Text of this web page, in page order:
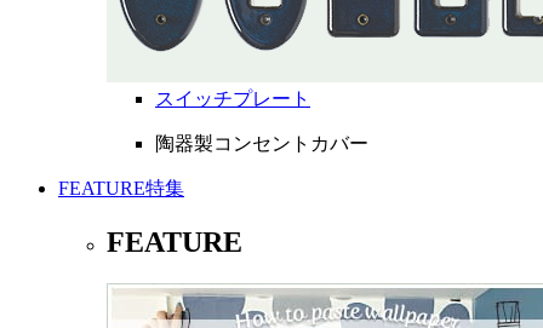
スイッチプレート
陶器製コンセントカバー
FEATURE特集
FEATURE